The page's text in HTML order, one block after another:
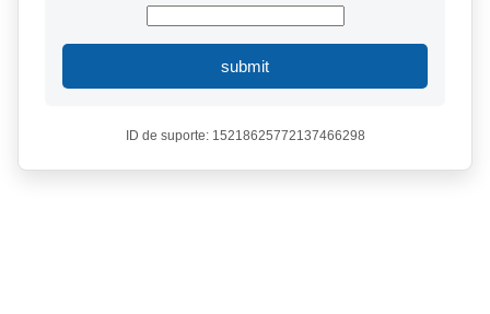
submit
ID de suporte: 15218625772137466298